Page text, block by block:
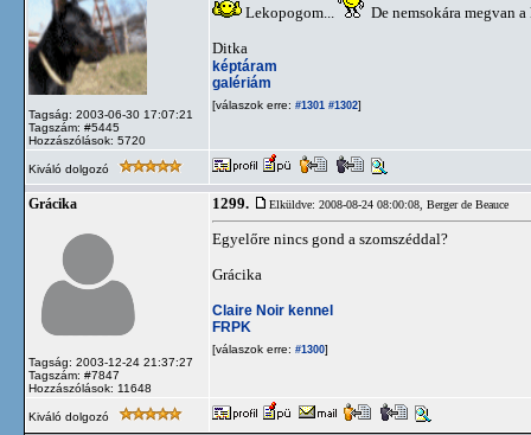
Tagság: 2003-06-30 17:07:21
Tagszám: #5445
Hozzászólások: 5720
Lekopogom... De nemsokára megvan
Ditka
képtáram
galériám
[válaszok erre: #1301 #1302]
Kiváló dolgozó
Grácika
Tagság: 2003-12-24 21:37:27
Tagszám: #7847
Hozzászólások: 11648
1299. Elküldve: 2008-08-24 08:00:08, Berger de Beauce
Egyelőre nincs gond a szomszéddal?
Grácika
Claire Noir kennel
FRPK
[válaszok erre: #1300]
Kiváló dolgozó